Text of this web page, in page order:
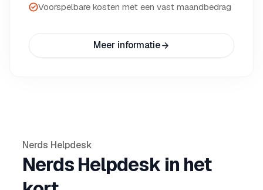
Voorspelbare kosten met een vast maandbedrag
Meer informatie
Nerds Helpdesk
Nerds Helpdesk in het